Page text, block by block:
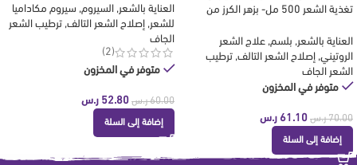
تغذية الشعر 500 مل- بزهر الكرز من
العناية بالشعر, بلسم, علاج الشعر
الروتيني, إصلاح الشعر التالف, ترطيب
الشعر الجاف
متوفر في المخزون
70.00 ر.س 61.10 ر.س
إضافة إلى السلة
العناية بالشعر, السيروم, سيروم مكاداميا
للشعر, إصلاح الشعر التالف, ترطيب الشعر
الجاف
(2)
متوفر في المخزون
60.00 ر.س 52.80 ر.س
إضافة إلى السلة